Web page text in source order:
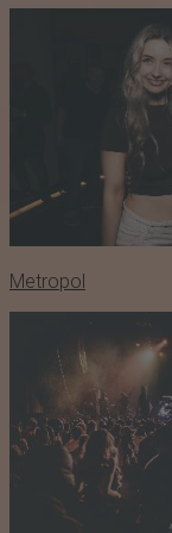
Metropol